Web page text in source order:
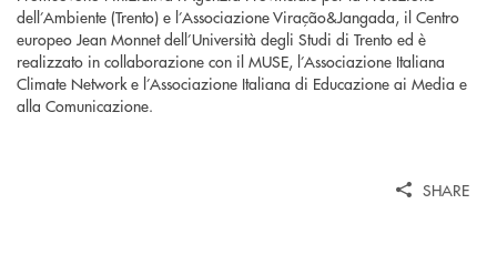
dell’Ambiente (Trento) e l’Associazione Viração&Jangada, il Centro
europeo Jean Monnet dell’Università degli Studi di Trento ed è
realizzato in collaborazione con il MUSE, l’Associazione Italiana
Climate Network e l’Associazione Italiana di Educazione ai Media e
alla Comunicazione.
SHARE